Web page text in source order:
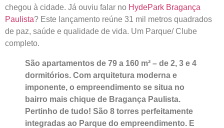
chegou à cidade. Já ouviu falar no HydePark Bragança
Paulista? Este lançamento reúne 31 mil metros quadrados
de paz, saúde e qualidade de vida. Um Parque/ Clube
completo.
São apartamentos de 79 a 160 m² – de 2, 3 e 4
dormitórios. Com arquitetura moderna e
imponente, o empreendimento se situa no
bairro mais chique de Bragança Paulista.
Pertinho de tudo! São 8 torres perfeitamente
integradas ao Parque do empreendimento. E